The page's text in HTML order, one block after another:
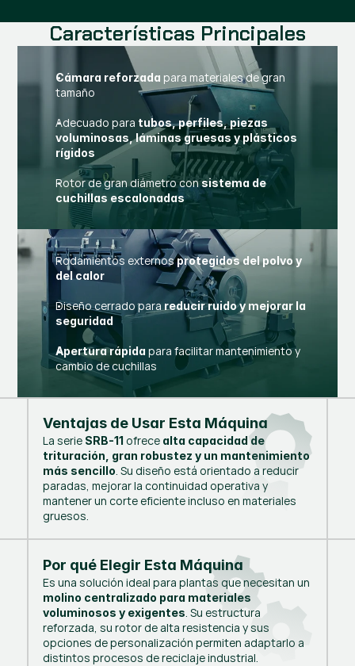
Características Principales
Cámara reforzada para materiales de gran
tamaño
Adecuado para tubos, perfiles, piezas
voluminosas, láminas gruesas y plásticos
rígidos
Rotor de gran diámetro consistema de
cuchillas escalonadas
Rodamientos externosprotegidos del polvo y
del calor
Diseño cerrado parareducir ruido y mejorar la
seguridad
Apertura rápida para facilitar mantenimiento y
cambio de cuchillas
Ventajas de Usar Esta Máquina
La serie SRB-11 ofrece alta capacidad de
trituración, gran robustez y un mantenimiento
más sencillo. Su diseño está orientado a reducir
paradas, mejorar la continuidad operativa y
mantener un corte eficiente incluso en materiales
gruesos.
Por qué Elegir Esta Máquina
Es una solución ideal para plantas que necesitan un
molino centralizado para materiales
voluminosos y exigentes. Su estructura
reforzada, su rotor de alta resistencia y sus
opciones de personalización permiten adaptarlo a
distintos procesos de reciclaje industrial.